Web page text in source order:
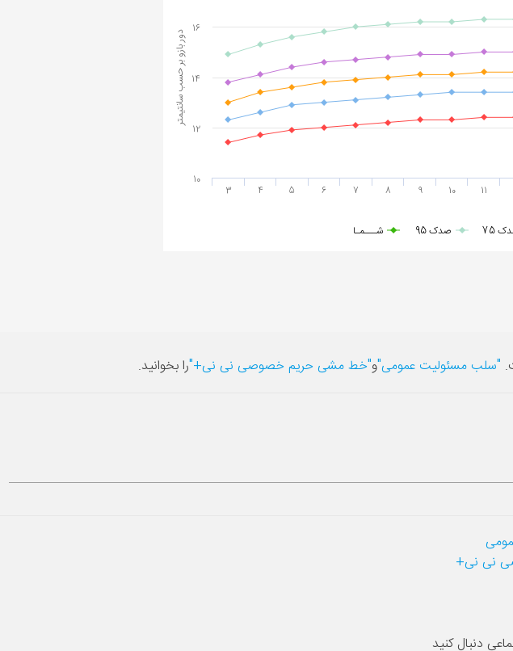
دور بازو بر حسب سانتیمتر
75 صدک 95 شـــمـا
3 4 5 6 7 8 9 10 11
10
12
14
16
"سلب مسئولیت عمومی"و"خط مشی حریم خصوصی نی نی+"را بخوانید.
نی نی+
دنبال کنید